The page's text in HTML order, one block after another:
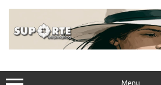
Menu